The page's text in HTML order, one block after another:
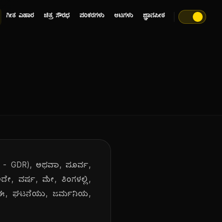
ಗೀತ ವಿಹಾರ ಚಿತ್ರ ಸೌರಭ ಪರಿಕರಗಳು ಆಟಗಳು ಜ್ಞಾನಪೀಠ
- GDR), ಅಥವಾ, ಪೂರ್ವ,
ವರ್ಷ, ಮೇ, ತಿಂಗಳಲ್ಲಿ,
ಈ, ಘಟನೆಯು, ಜರ್ಮನಿಯ,